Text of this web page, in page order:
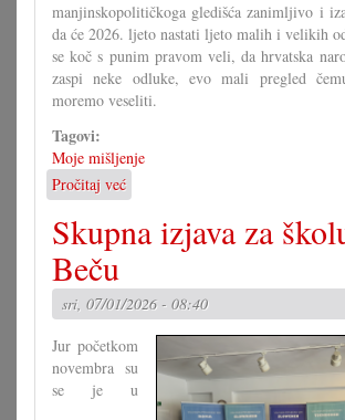
manjinskopolitičkoga gledišća zanimljivo i
da će 2026. ljeto nastati ljeto malih i velikih
se koč s punim pravom veli, da hrvatska
zaspi neke odluke, evo mali pregled
moremo veseliti.
Tagovi:
Moje mišljenje
Pročitaj već
Ča
nas
čeka
2026.
ljetu?
Skupna izjava za
Beču
sri, 07/01/2026 - 08:40
Jur početkom
novembra su
se je u